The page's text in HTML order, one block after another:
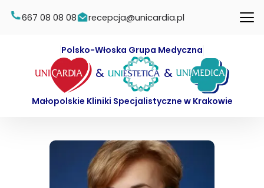
667 08 08 08 recepcja@unicardia.pl
Polsko-Włoska Grupa Medyczna
& &
Małopolskie Kliniki Specjalistyczne w Krakowie